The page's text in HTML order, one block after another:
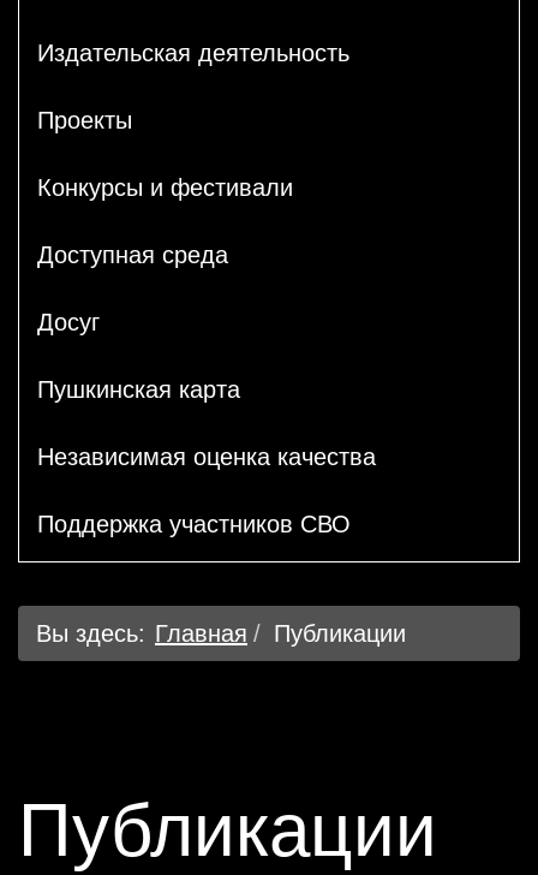
Издательская деятельность
Проекты
Конкурсы и фестивали
Доступная среда
Досуг
Пушкинская карта
Независимая оценка качества
Поддержка участников СВО
Вы здесь: Главная Публикации
Публикации